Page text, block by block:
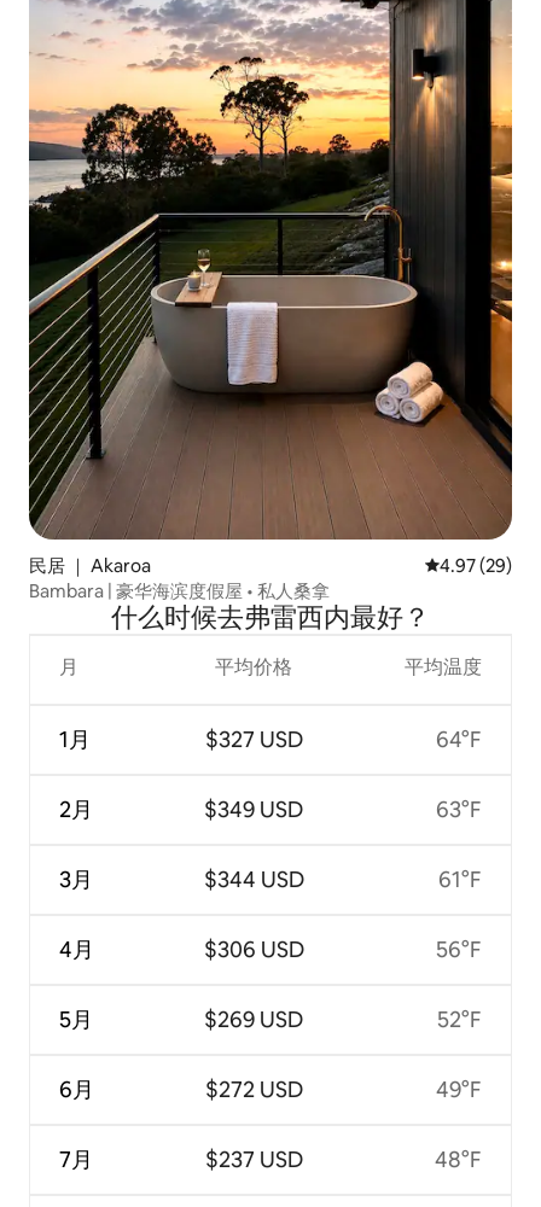
民居 ｜ Akaroa 平均评分
4.97 (29)
Bambara | 豪华海滨度假屋 • 私人桑拿
什么时候去弗雷西内最好？
月
1月
2月
3月
4月
5月
6月
7月
平均价格
$327 USD
$349 USD
$344 USD
$306 USD
$269 USD
$272 USD
$237 USD
平均温度
64°F
63°F
61°F
56°F
52°F
49°F
48°F